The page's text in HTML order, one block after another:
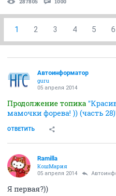
1 2 3 4 5 6
Автоинформатор
guru
05 апреля 2014
Продолжение топика
мамочки форева! )) (часть
ОТВЕТИТЬ
Ramilla
КошМария
05 апреля 2014
Я первая?))